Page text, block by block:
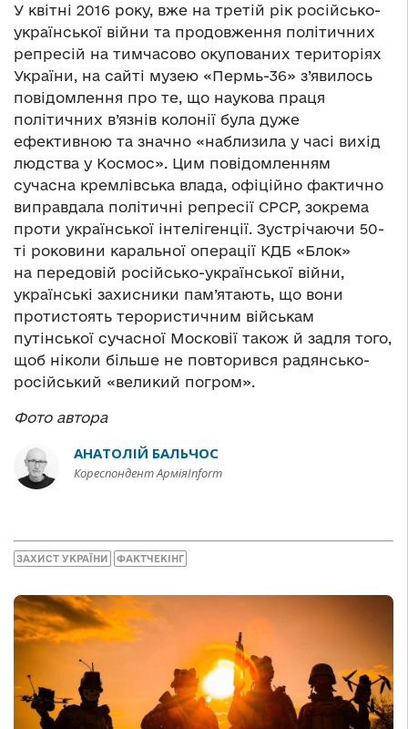
У квітні 2016 року, вже на третій рік російсько-
української війни та продовження політичних
репресій на тимчасово окупованих територіях
України, на сайті музею «Пермь-36» з’явилось
повідомлення про те, що наукова праця
політичних в’язнів колонії була дуже
ефективною та значно «наблизила у часі вихід
людства у Космос». Цим повідомленням
сучасна кремлівська влада, офіційно фактично
виправдала політичні репресії СРСР, зокрема
проти української інтелігенції. Зустрічаючи 50-
ті роковини каральної операції КДБ «Блок»
на передовій російсько-української війни,
українські захисники пам’ятають, що вони
протистоять терористичним військам
путінської сучасної Московії також й задля того,
щоб ніколи більше не повторився радянсько-
російський «великий погром».
Фото автора
АНАТОЛІЙ БАЛЬЧОС
Кореспондент АрміяInform
ЗАХИСТ УКРАЇНИ ФАКТЧЕКІНГ